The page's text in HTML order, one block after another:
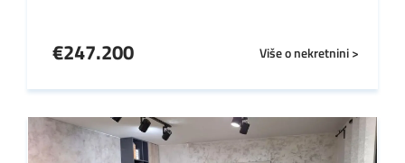
Više o nekretnini >
€247.200